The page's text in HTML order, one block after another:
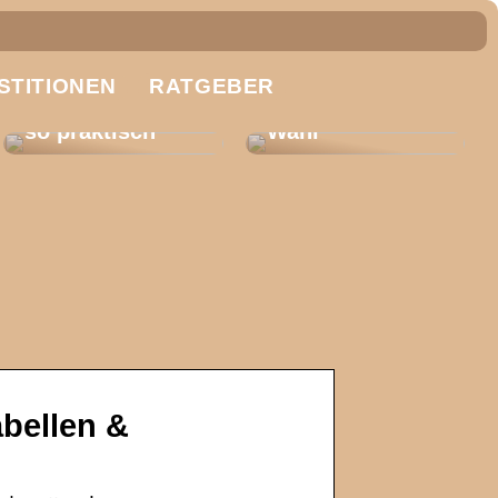
RATGEBER
Unternehmen:
so praktisch
So treffen Sie
Wahl
&